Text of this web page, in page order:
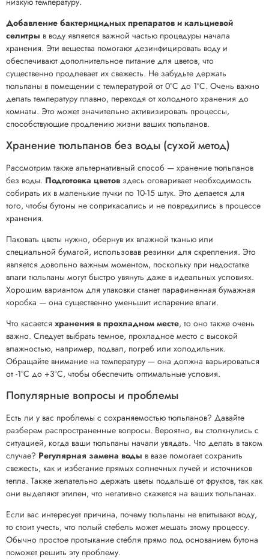
Добавление бактерицидных препаратов и кальциевой
селитры в воду является важной частью процедуры начала
хранения. Эти вещества помогают дезинфицировать воду и
обеспечивают дополнительное питание для цветов, что
существенно продлевает их свежесть. Не забудьте держать
тюльпаны в помещении с температурой от 0°C до 1°C. Очень важно
делать температуру плавно, переходя от холодного хранения до
комнаты. Это может значительно активизировать процессы,
способствующие продлению жизни ваших тюльпанов.
Хранение тюльпанов без воды (сухой метод)
Рассмотрим также альтернативный способ — хранение тюльпанов
без воды. Подготовка цветов здесь оговаривает необходимость
собирать их в маленькие пучки по 10-15 штук. Это делается для
того, чтобы бутоны не соприкасались и не повредились в процессе
хранения.
Паковать цветы нужно, обернув их влажной тканью или
специальной бумагой, использовав резинки для скрепления. Это
является довольно важным моментом, поскольку при недостатке
влаги тюльпаны могут быстро увянуть даже в идеальных условиях.
Хорошим вариантом для упаковки станет парафиненная бумажная
коробка — она существенно уменьшит испарение влаги.
Что касается хранения в прохладном месте, то оно также очень
важно. Следует выбрать темное, прохладное место с высокой
влажностью, например, подвал, погреб или холодильник.
Обращайте внимание на температуру — она должна варьироваться
от -1°C до +3°C, чтобы обеспечить оптимальные условия.
Популярные вопросы и проблемы
Есть ли у вас проблемы с сохраняемостью тюльпанов? Давайте
разберем распространенные вопросы. Вероятно, вы столкнулись с
ситуацией, когда ваши тюльпаны начали увядать. Что делать в таком
случае? Регулярная замена воды в вазе помогает сохранить
свежесть, как и избегание прямых солнечных лучей и источников
тепла. Также желательно держать цветы подальше от фруктов, так как
они выделяют этилен, что негативно скажется на ваших тюльпанах.
Если вас интересует причина, почему тюльпаны не впитывают воду,
то стоит учесть, что полый стебель может мешать этому процессу.
Обычно простое протыкание стебля прямо под основанием бутона
поможет решить эту проблему.